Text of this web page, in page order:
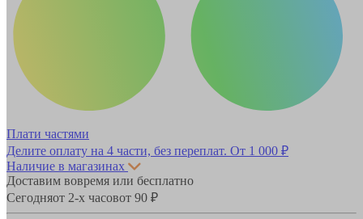
Плати частями
Делите оплату на 4 части, без переплат. От 1 000 ₽
Наличие в магазинах
Доставим вовремя или бесплатно
Сегодняот 2-х часовот 90 ₽